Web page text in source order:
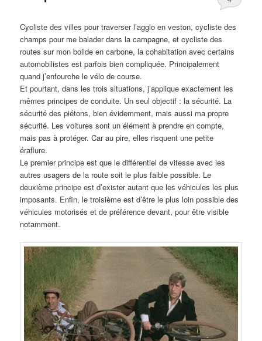
Cycliste des villes pour traverser l’agglo en veston, cycliste des
champs pour me balader dans la campagne, et cycliste des
routes sur mon bolide en carbone, la cohabitation avec certains
automobilistes est parfois bien compliquée. Principalement
quand j’enfourche le vélo de course.
Et pourtant, dans les trois situations, j’applique exactement les
mêmes principes de conduite. Un seul objectif : la sécurité. La
sécurité des piétons, bien évidemment, mais aussi ma propre
sécurité. Les voitures sont un élément à prendre en compte,
mais pas à protéger. Car au pire, elles risquent une petite
éraflure.
Le premier principe est que le différentiel de vitesse avec les
autres usagers de la route soit le plus faible possible. Le
deuxième principe est d’exister autant que les véhicules les plus
imposants. Enfin, le troisième est d’être le plus loin possible des
véhicules motorisés et de préférence devant, pour être visible
notamment.